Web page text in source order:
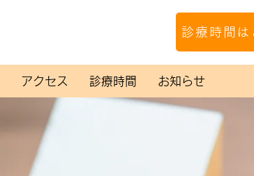
診療時間は
アクセス 診療時間 お知らせ